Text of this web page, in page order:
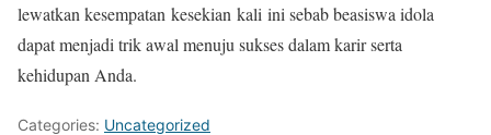
lewatkan kesempatan kesekian kali ini sebab beasiswa idola
dapat menjadi trik awal menuju sukses dalam karir serta
kehidupan Anda.
Categories: Uncategorized